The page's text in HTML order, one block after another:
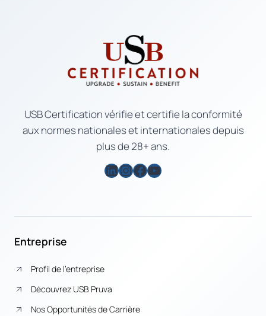
USB Certification vérifie et certifie la conformité
aux normes nationales et internationales depuis
plus de 28+ ans.
LinkedIn
Instagram
Facebook
YouTube
Entreprise
Profil de l’entreprise
Découvrez USB Pruva
Nos Opportunités de Carrière